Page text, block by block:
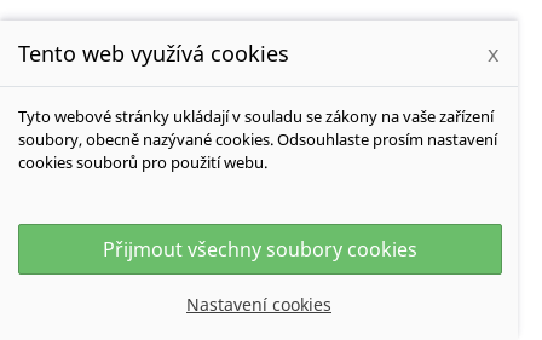
Tento web využívá cookies x
Tyto webové stránky ukládají v souladu se zákony na vaše zařízení
soubory, obecně nazývané cookies. Odsouhlaste prosím nastavení
cookies souborů pro použití webu.
Přijmout všechny soubory cookies
Nastavení cookies